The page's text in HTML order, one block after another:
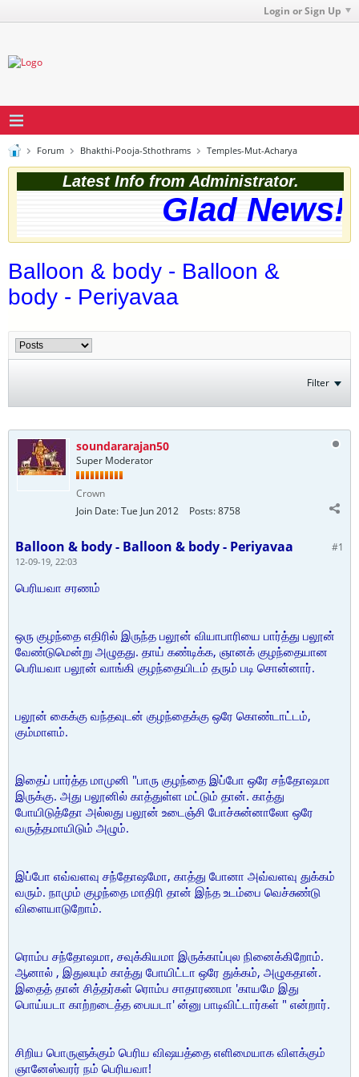
Login or Sign Up
Forum Bhakthi-Pooja-Sthothrams Temples-Mut-Acharya
Latest Info from Administrator.
Glad
Balloon & body - Balloon &
body - Periyavaa
Filter
soundararajan50
Super Moderator
Crown
Join Date:Tue Jun 2012 Posts:8758
#1
Balloon & body - Balloon & body - Periyavaa
12-09-19, 22:03
பெரியவா சரணம்
ஒரு குழந்தை எதிரில் இருந்த பலூன் வியாபாரியை பார்த்து பலூன்
வேண்டுமென்று அழுதது. தாய் கண்டிக்க, ஞானக் குழந்தையான
பெரியவா பலூன் வாங்கி குழந்தையிடம் தரும் படி சொன்னார்.
பலூன் கைக்கு வந்தவுடன் குழந்தைக்கு ஒரே கொண்டாட்டம்,
கும்மாளம்.
இதைப் பார்த்த மாமுனி "பாரு குழந்தை இப்போ ஒரே சந்தோஷமா
இருக்கு. அது பலூனில் காத்துள்ள மட்டும் தான். காத்து
போயிடுத்தோ அல்லது பலூன் உடைஞ்சி போச்சுன்னாலோ ஒரே
வருத்தமாயிடும் அழும்.
இப்போ எவ்வளவு சந்தோஷமோ, காத்து போனா அவ்வளவு துக்கம்
வரும். நாமும் குழந்தை மாதிரி தான் இந்த உடம்பை வெச்சுண்டு
விளையாடுறோம்.
ரொம்ப சந்தோஷமா, சவுக்கியமா இருக்காப்புல நினைக்கிறோம்.
ஆனால் , இதுலயும் காத்து போயிட்டா ஒரே துக்கம், அழுகதான்.
இதைத் தான் சித்தர்கள் ரொம்ப சாதாரணமா 'காயமே இது
பொய்யடா காற்றடைத்த பையடா' ன்னு பாடிவிட்டார்கள் " என்றார்.
சிறிய பொருளுக்கும் பெரிய விஷயத்தை எளிமையாக விளக்கும்
ஞானேஸ்வரர் நம் பெரியவா!